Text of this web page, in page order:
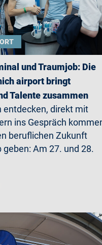
und Traumjob: Die
airport bringt
Talente zusammen
entdecken, direkt mit
ins Gespräch
beruflichen Zukunft
Am 27. und 28.